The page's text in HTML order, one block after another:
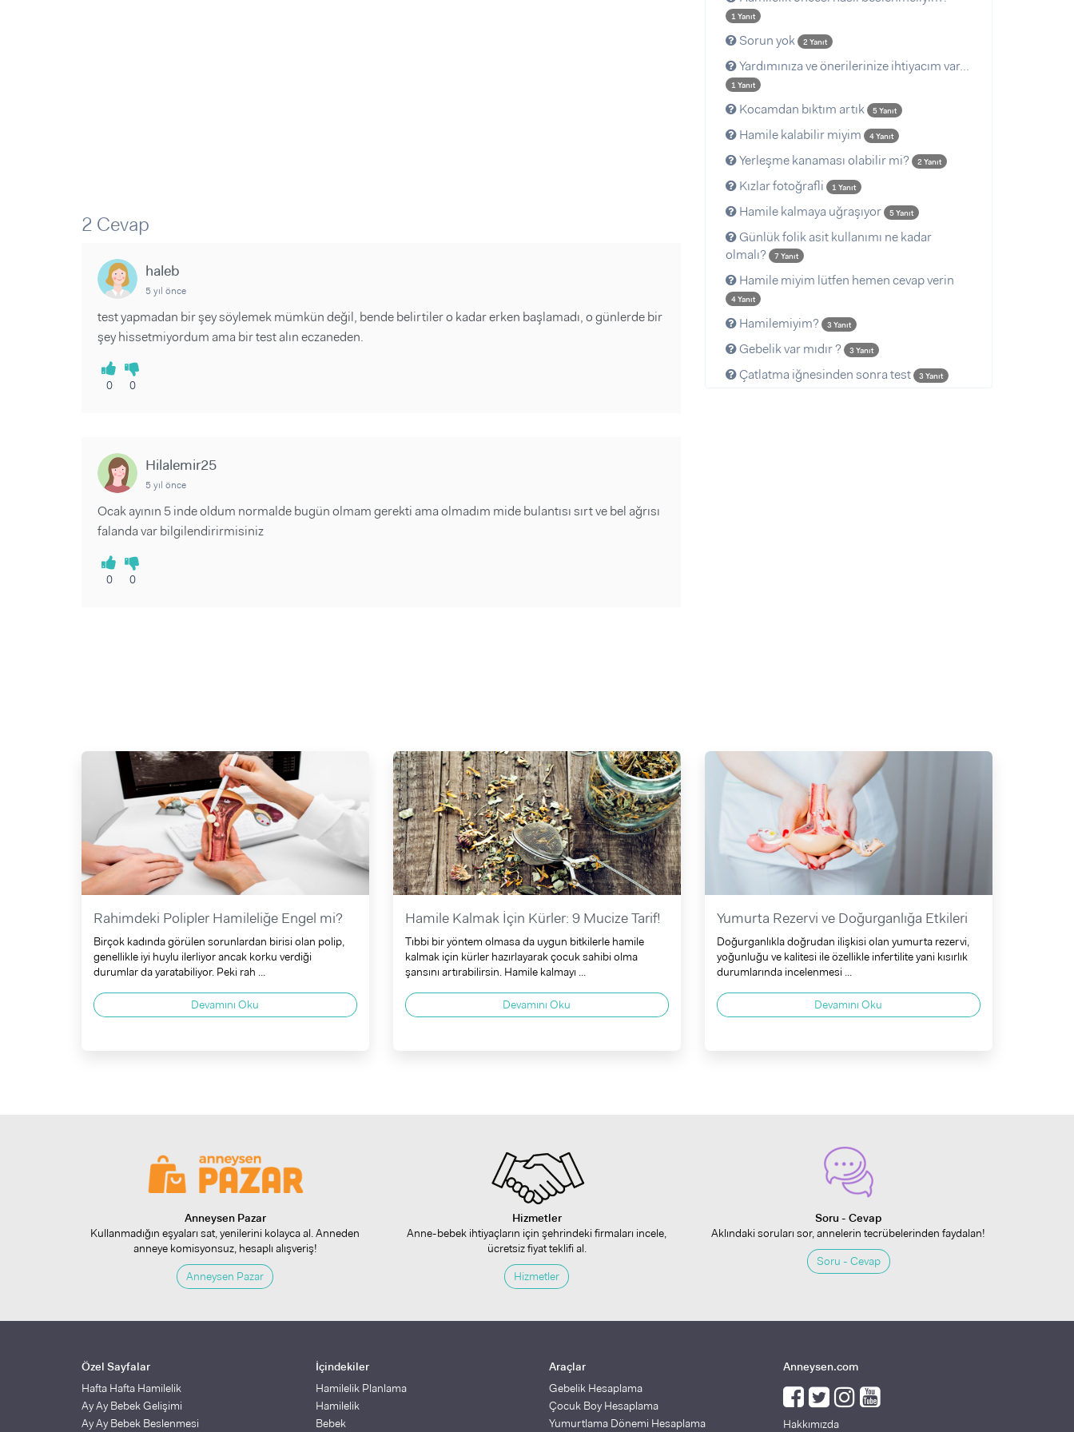
2 Cevap
haleb
5 yıl önce
test yapmadan bir şey söylemek mümkün değil, bende belirtiler o kadar erken başlamadı, o günlerde bir
şey hissetmiyordum ama bir test alın eczaneden.
0 0
Hilalemir25
5 yıl önce
Ocak ayının 5 inde oldum normalde bugün olmam gerekti ama olmadım mide bulantısı sırt ve bel ağrısı
falanda var bilgilendirirmisiniz
0 0
1 Yanıt
Sorun yok 2 Yanıt
Yardımınıza ve önerilerinize ihtiyacım var...
1 Yanıt
Kocamdan bıktım artık 5 Yanıt
Hamile kalabilir miyim 4 Yanıt
Yerleşme kanaması olabilir mi? 2 Yanıt
Kızlar fotoğrafli 1 Yanıt
Hamile kalmaya uğraşıyor 5 Yanıt
Günlük folik asit kullanımı ne kadar
olmalı?
7 Yanıt
Hamile miyim lütfen hemen cevap verin
4 Yanıt
Hamilemiyim? 3 Yanıt
Gebelik var mıdır ? 3 Yanıt
Çatlatma iğnesinden sonra test 3 Yanıt
Rahimdeki Polipler Hamileliğe Engel mi?
Birçok kadında görülen sorunlardan birisi olan polip,
genellikle iyi huylu ilerliyor ancak korku verdiği
durumlar da yaratabiliyor. Peki rah ...
Devamını Oku
Hamile Kalmak İçin Kürler: 9 Mucize Tarif!
Tıbbi bir yöntem olmasa da uygun bitkilerle hamile
kalmak için kürler hazırlayarak çocuk sahibi olma
şansını artırabilirsin. Hamile kalmayı ...
Devamını Oku
Yumurta Rezervi ve Doğurganlığa Etkileri
Doğurganlıkla doğrudan ilişkisi olan yumurta rezervi,
yoğunluğu ve kalitesi ile özellikle infertilite yani kısırlık
durumlarında incelenmesi ...
Devamını Oku
Anneysen Pazar
Kullanmadığın eşyaları sat, yenilerini kolayca al. Anneden
anneye komisyonsuz, hesaplı alışveriş!
Anneysen Pazar
Hizmetler
Anne-bebek ihtiyaçların için şehrindeki firmaları incele,
ücretsiz fiyat teklifi al.
Hizmetler
Soru - Cevap
Aklındaki soruları sor, annelerin tecrübelerinden faydalan!
Soru - Cevap
Özel Sayfalar
Hafta Hafta Hamilelik
Ay Ay Bebek Gelişimi
Ay Ay Bebek Beslenmesi
İçindekiler
Hamilelik Planlama
Hamilelik
Bebek
Araçlar
Gebelik Hesaplama
Çocuk Boy Hesaplama
Yumurtlama Dönemi Hesaplama
Anneysen.com
Hakkımızda